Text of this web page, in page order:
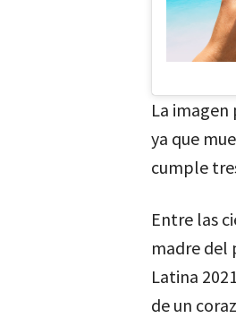
La
ya que
cumple
Entre las
madre del
Latina
de un